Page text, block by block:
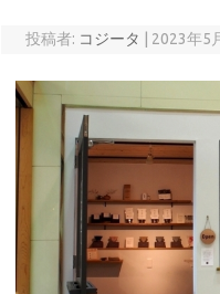
投稿者: コジータ 2023年5